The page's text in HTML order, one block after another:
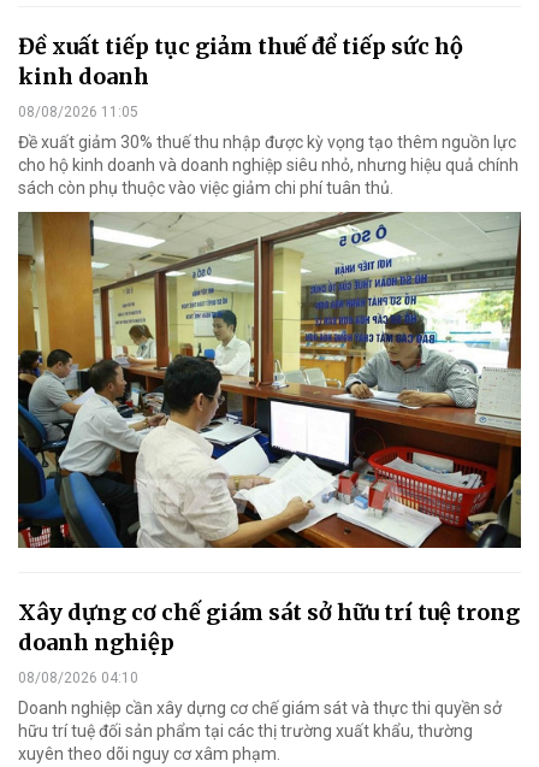
Đề xuất tiếp tục giảm thuế để tiếp sức hộ
kinh doanh
08/08/2026 11:05
Đề xuất giảm 30% thuế thu nhập được kỳ vọng tạo thêm nguồn lực
cho hộ kinh doanh và doanh nghiệp siêu nhỏ, nhưng hiệu quả chính
sách còn phụ thuộc vào việc giảm chi phí tuân thủ.
Xây dựng cơ chế giám sát sở hữu trí tuệ trong
doanh nghiệp
08/08/2026 04:10
Doanh nghiệp cần xây dựng cơ chế giám sát và thực thi quyền sở
hữu trí tuệ đối sản phẩm tại các thị trường xuất khẩu, thường
xuyên theo dõi nguy cơ xâm phạm.